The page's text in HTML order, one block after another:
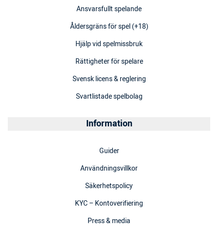
Ansvarsfullt spelande
Åldersgräns för spel (+18)
Hjälp vid spelmissbruk
Rättigheter för spelare
Svensk licens & reglering
Svartlistade spelbolag
Information
Guider
Användningsvillkor
Säkerhetspolicy
KYC – Kontoverifiering
Press & media